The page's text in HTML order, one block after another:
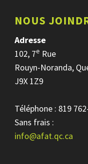
NOUS
Adresse
102, 7e Rue
Rouyn-Noranda,
J9X 1Z9
Téléphone : 819
Sans frais :
info@afat.qc.ca